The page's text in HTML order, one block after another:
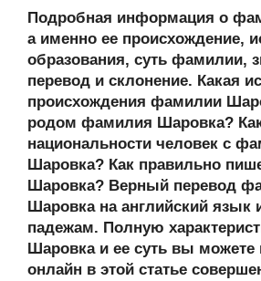
o
kl
a
ss
ni
ki
e
b
o
o
k
er g
er
J
o
n
at
s
A
p
p
e
gr
a
m
ail р
а
в
и
ть
Подробная информация о
а именно ее происхождение,
образования, суть фамилии,
перевод и склонение. Какая
происхождения фамилии
родом фамилия Шаровка?
национальности человек с
Шаровка? Как правильно
Шаровка? Верный перевод
Шаровка на английский язык
падежам. Полную
Шаровка и ее суть вы можете
онлайн в этой статье